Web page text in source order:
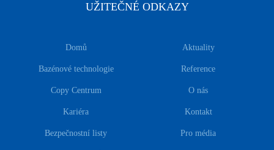
UŽITEČNÉ ODKAZY
Domů Aktuality
Bazénové technologie Reference
Copy Centrum O nás
Kariéra Kontakt
Bezpečnostní listy Pro média